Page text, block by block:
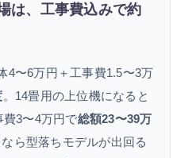
移をチェック
は、工事費込みで約
4〜6万円＋工事費1.5〜3万
。14畳用の上位機になると
費3〜4万円で総額23〜39万
ら型落ちモデルが出回る